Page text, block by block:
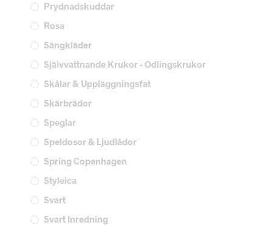
Prydnadskuddar
Rosa
Sängkläder
Självvattnande Krukor - Odlingskrukor
Skålar & Uppläggningsfat
Skärbrädor
Speglar
Speldosor & Ljudlådor
Spring Copenhagen
Styleica
Svart
Svart Inredning